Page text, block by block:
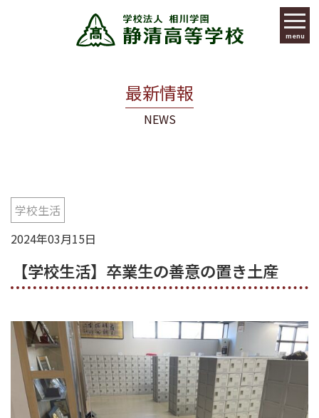
menu
最新情報
NEWS
学校生活
2024年03月15日
【学校生活】卒業生の善意の置き土産